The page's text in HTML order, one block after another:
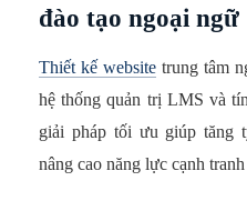
đào tạo ngoại ngữ
Thiết kế website trung tâm
hệ thống quản trị LMS và
giải pháp tối ưu giúp tăng
nâng cao năng lực cạnh